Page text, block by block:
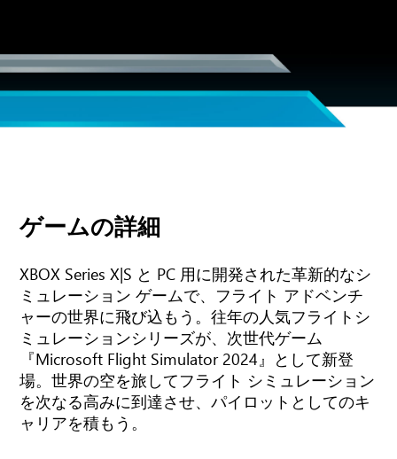
ゲームの詳細
XBOX Series X|S と PC 用に開発された革新的なシ
ミュレーション ゲームで、フライト アドベンチ
ャーの世界に飛び込もう。往年の人気フライトシ
ミュレーションシリーズが、次世代ゲーム
『Microsoft Flight Simulator 2024』として新登
場。世界の空を旅してフライト シミュレーション
を次なる高みに到達させ、パイロットとしてのキ
ャリアを積もう。